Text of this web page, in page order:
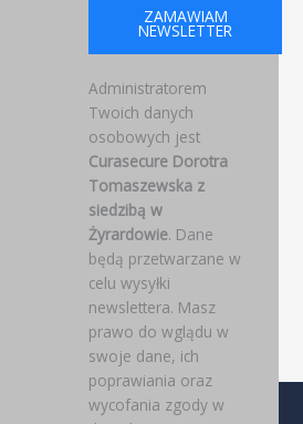
ZAMAWIAM
NEWSLETTER
Administratorem
Twoich danych
osobowych jest
Curasecure Dorotra
Tomaszewska z
siedzibą w
Żyrardowie. Dane
będą przetwarzane w
celu wysyłki
newslettera. Masz
prawo do wglądu w
swoje dane, ich
poprawiania oraz
wycofania zgody w